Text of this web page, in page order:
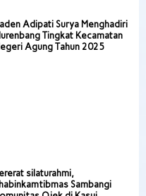
Adipati Surya Menghadiri
Tingkat Kecamatan
Agung Tahun 2025
silaturahmi,
Sambangi